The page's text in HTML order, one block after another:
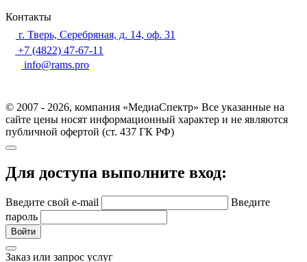
Контакты
г. Тверь, Серебряная, д. 14, оф. 31
+7 (4822) 47-67-11
info@rams.pro
© 2007 - 2026, компания «МедиаСпектр» Все указанные на
сайте цены носят информационный характер и не являются
публичной офертой (ст. 437 ГК РФ)
Для доступа выполните вход:
Введите свой e-mail
Введите
пароль
Войти
Заказ или запрос услуг